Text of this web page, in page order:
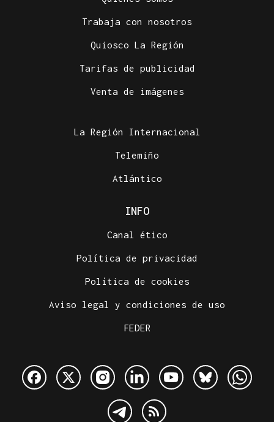
Trabaja con nosotros
Quiosco La Región
Tarifas de publicidad
Venta de imágenes
La Región Internacional
Telemiño
Atlántico
INFO
Canal ético
Política de privacidad
Política de cookies
Aviso legal y condiciones de uso
FEDER